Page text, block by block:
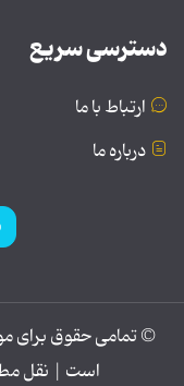
دسترسی سریع
ارتباط با ما
درباره ما
© تمامی حقوق برای
است | نقل